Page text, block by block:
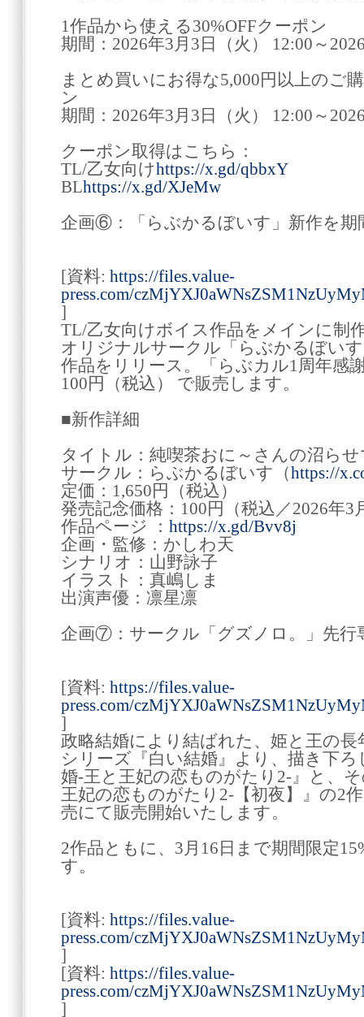
1作品から使える30%OFFクーポン
期間：2026年3月3日（火） 12:00～
まとめ買いにお得な5,000円以上のご
ン
期間：2026年3月3日（火） 12:00～
クーポン取得はこちら：
TL/乙女向けhttps://x.gd/qbbxY
BLhttps://x.gd/XJeMw
企画⑥：「らぶかるぼいす」新作を期
[資料: https://files.value-
press.com/
]
TL/乙女向けボイス作品をメインに制
オリジナルサークル「らぶかるぼい
作品をリリース。「らぶカル1周年感
100円（税込） で販売します。
■新作詳細
タイトル：純喫茶おに～さんの沼ら
サークル：らぶかるぼいす（https://
定価：1,650円（税込）
発売記念価格：100円（税込／2026年3
作品ページ ： https://x.gd/Bvv8j
企画・監修：かしわ天
シナリオ：山野詠子
イラスト：真嶋しま
出演声優：凛星凛
企画⑦：サークル「グズノロ。」先行
[資料: https://files.value-
press.com/
]
政略結婚により結ばれた、姫と王の
シリーズ『白い結婚』より、描き下
婚‐王と王妃の恋ものがたり2‐』と、
王妃の恋ものがたり2‐【初夜】』の2
売にて販売開始いたします。
2作品ともに、3月16日まで期間限定
す。
[資料: https://files.value-
press.com/
]
[資料: https://files.value-
press.com/
]